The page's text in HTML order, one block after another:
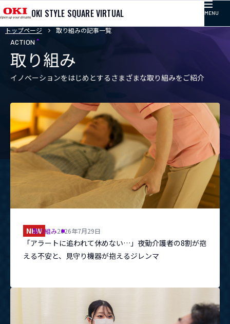
OKI STYLE SQUARE VIRTUAL
TOP
記事カテゴリ
コラム
プレゼンテーション
資料ダウンロード
MENU
トップページ
取り組みの記事一覧
ACTION
取り組み
イノベーションをはじめとするさまざまな取り組みをご紹介
NEW
取り組み2026年7月29日
「アラートに追われて休めない…」夜勤介護者の8割が抱
える不安と、見守り機器が抱えるジレンマ